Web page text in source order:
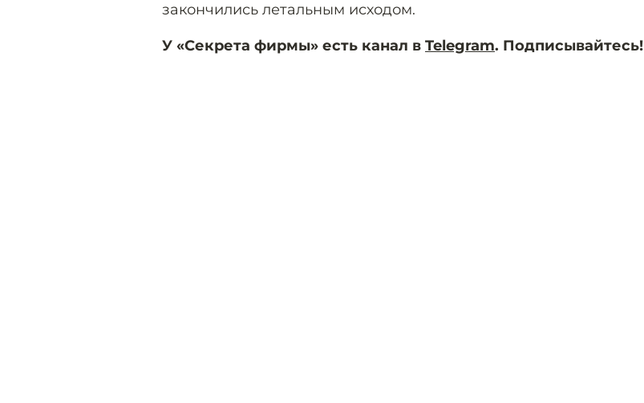
закончились летальным исходом.
У «Секрета фирмы» есть канал в Telegram. Подписывайтесь!